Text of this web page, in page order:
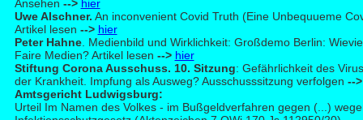
Ansehen --> hier
Uwe Alschner. An inconvenient Covid Truth (Eine Unbequueme
Artikel lesen --> hier
Peter Hahne. Medienbild und Wirklichkeit: Großdemo Berlin:
Faire Medien? Artikel lesen --> hier
Stiftung Corona Ausschuss. 10. Sitzung: Gefährlichkeit des
der Krankheit. Impfung als Ausweg? Ausschusssitzung verfolgen -->
Amtsgericht Ludwigsburg:
Urteil Im Namen des Volkes - im Bußgeldverfahren gegen (...)